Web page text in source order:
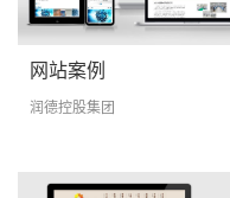
网站案例
润德控股集团